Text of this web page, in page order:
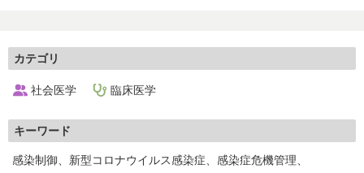
カテゴリ
社会医学 臨床医学
キーワード
感染制御 新型コロナウイルス感染症
感染症危機管理
お問い合わせ